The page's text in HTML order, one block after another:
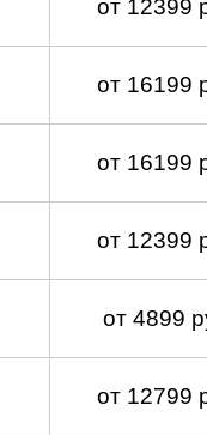
от 12399
от 16199
от 16199
от 12399
от 4899
от 12799